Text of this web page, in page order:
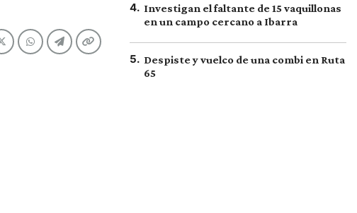
4. Investigan el faltante de 15 vaquillonas
en un campo cercano a Ibarra
5. Despiste y vuelco de una combi en Ruta
65